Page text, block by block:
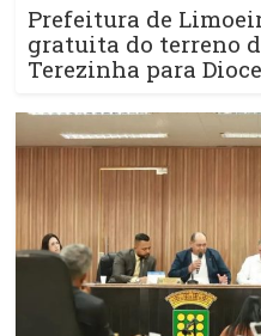
Prefeitura de
gratuita do terreno
Terezinha para